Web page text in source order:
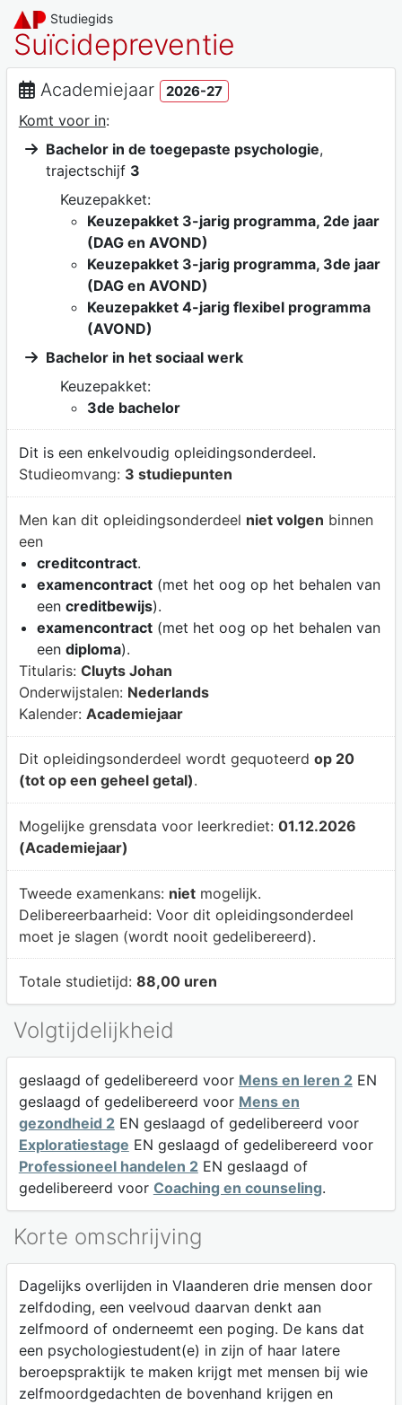
Studiegids
Suïcidepreventie
Academiejaar 2026-27
Komt voor in:
Bachelor in de toegepaste psychologie,
trajectschijf 3
Keuzepakket:
Keuzepakket 3-jarig programma, 2de jaar
(DAG en AVOND)
Keuzepakket 3-jarig programma, 3de jaar
(DAG en AVOND)
Keuzepakket 4-jarig flexibel programma
(AVOND)
Bachelor in het sociaal werk
Keuzepakket:
3de bachelor
Dit is een enkelvoudig opleidingsonderdeel.
Studieomvang: 3 studiepunten
Men kan dit opleidingsonderdeel niet volgen binnen
een
creditcontract.
examencontract(met het oog op het behalen van
een creditbewijs).
examencontract(met het oog op het behalen van
een diploma).
Titularis: Cluyts Johan
Onderwijstalen: Nederlands
Kalender: Academiejaar
Dit opleidingsonderdeel wordt gequoteerd op 20
(tot op een geheel getal).
Mogelijke grensdata voor leerkrediet: 01.12.2026
(Academiejaar)
Tweede examenkans: nietmogelijk.
Delibereerbaarheid: Voor dit opleidingsonderdeel
moet je slagen (wordt nooit gedelibereerd).
Totale studietijd: 88,00 uren
Volgtijdelijkheid
geslaagd of gedelibereerd voor Mens en leren 2EN
geslaagd of gedelibereerd voor Mens en
gezondheid 2EN geslaagd of gedelibereerd voor
Exploratiestage EN geslaagd of gedelibereerd voor
Professioneel handelen 2EN geslaagd of
gedelibereerd voor Coaching en counseling.
Korte omschrijving
Dagelijks overlijden in Vlaanderen drie mensen door
zelfdoding, een veelvoud daarvan denkt aan
zelfmoord of onderneemt een poging. De kans dat
een psychologiestudent(e) in zijn of haar latere
beroepspraktijk te maken krijgt met mensen bij wie
zelfmoordgedachten de bovenhand krijgen en